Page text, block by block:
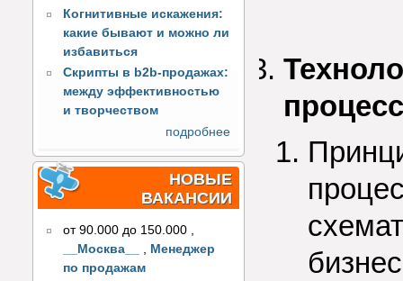
Когнитивные искажения:
какие бывают и можно ли
избавиться
Скрипты в b2b-продажах:
между эффективностью
и творчеством
подробнее
НОВЫЕ
ВАКАНСИИ
от 90.000 до 150.000 ,
__Москва__
, Менеджер
по продажам